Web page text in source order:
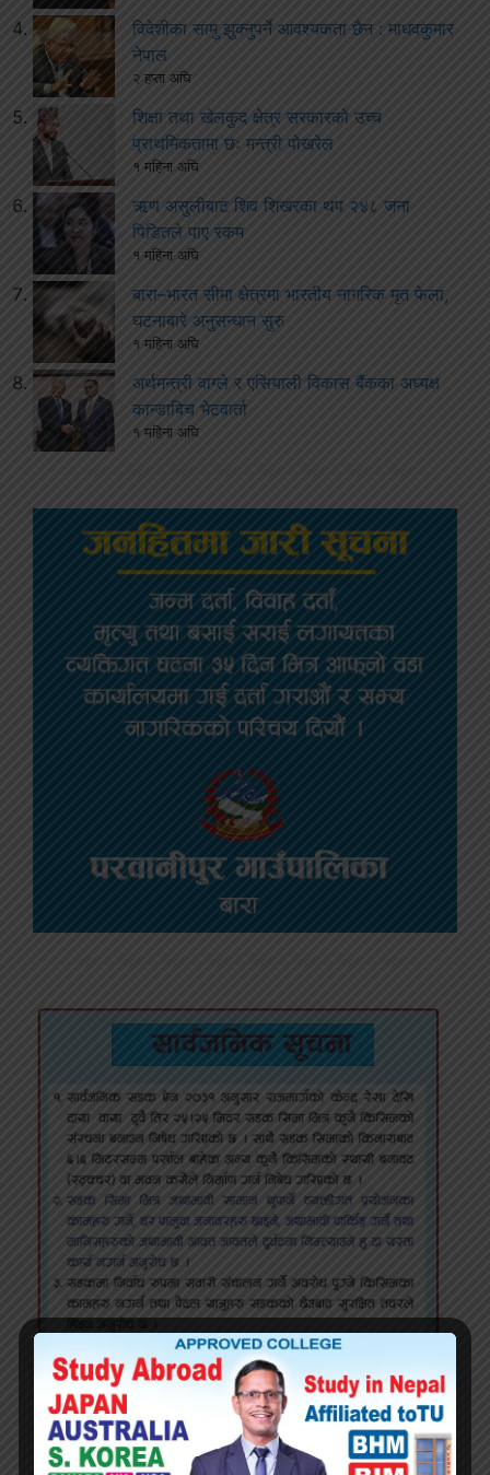
विदेशीका सामु झुक्नुपर्ने आवश्यकता छैन : माधवकुमार
नेपाल
२ हप्ता अघि
शिक्षा तथा खेलकुद क्षेत्र सरकारको उच्च
प्राथमिकतामा छः मन्त्री पोखरेल
१ महिना अघि
ऋण असुलीबाट शिव शिखरका थप २४८ जना
पिडितले पाए रकम
१ महिना अघि
बारा–भारत सीमा क्षेत्रमा भारतीय नागरिक मृत फेला,
घटनाबारे अनुसन्धान सुरु
१ महिना अघि
अर्थमन्त्री वाग्ले र एसियाली विकास बैंकका अध्यक्ष
कान्डाबिच भेटवार्ता
१ महिना अघि